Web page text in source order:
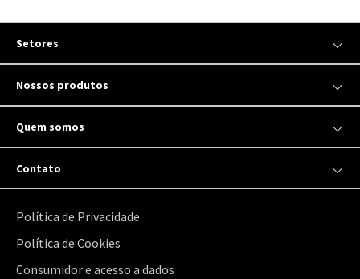
Setores
Nossos produtos
Quem somos
Contato
Política de Privacidade
Política de Cookies
Consumidor e acesso a dados